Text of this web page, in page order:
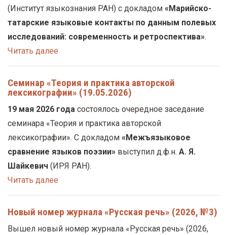
(Институт языкознания РАН) с докладом «Марийско-
татарские языковые контакты по данным полевых
исследований: современность и ретроспектива».
Читать далее
Семинар «Теория и практика авторской
лексикографии» (19.05.2026)
19 мая 2026 года состоялось очередное заседание
семинара «Теория и практика авторской
лексикографии». С докладом «Межъязыковое
сравнение языков поэзии» выступил д.ф.н. А. Я.
Шайкевич (ИРЯ РАН).
Читать далее
Новый номер журнала «Русская речь» (2026, №3)
Вышел новый номер журнала «Русская речь» (2026,